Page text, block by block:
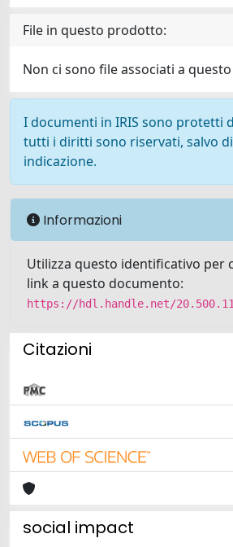
File in questo prodotto:
Non ci sono file associati a
I documenti in IRIS sono protetti
tutti i diritti sono riservati, salvo
indicazione.
Informazioni
Utilizza questo identificativo per
link a questo documento:
https://hdl.handle.net/
Citazioni
social impact